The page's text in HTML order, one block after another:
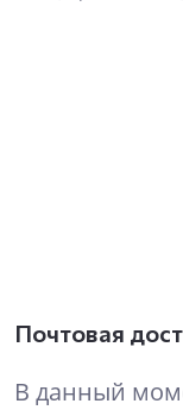
Почтовая
В данный